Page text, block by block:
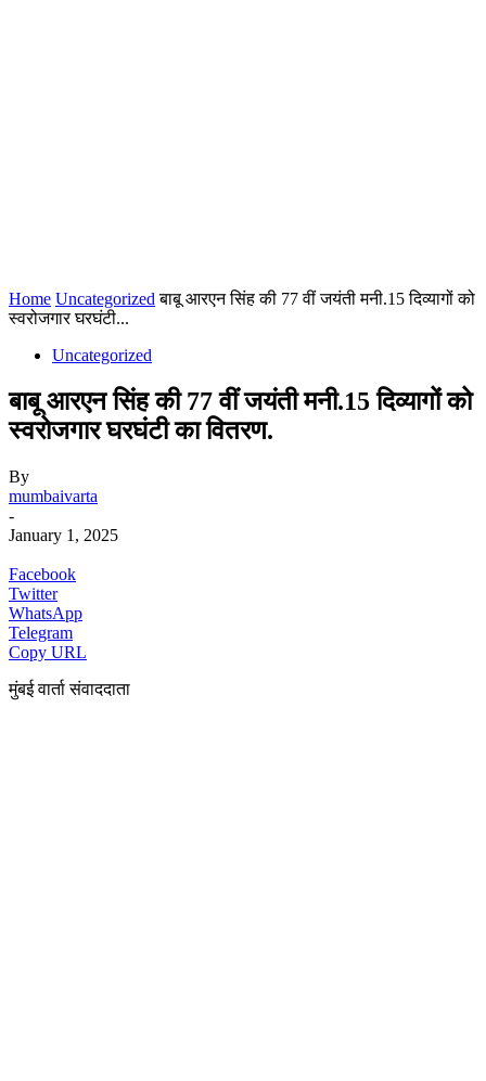
Home Uncategorized बाबू आरएन सिंह की 77 वीं जयंती मनी.15 दिव्यागों को
स्वरोजगार घरघंटी...
Uncategorized
बाबू आरएन सिंह की 77 वीं जयंती मनी.15 दिव्यागों को
स्वरोजगार घरघंटी का वितरण.
By
mumbaivarta
-
January 1, 2025
Facebook
Twitter
WhatsApp
Telegram
Copy URL
मुंबई वार्ता संवाददाता